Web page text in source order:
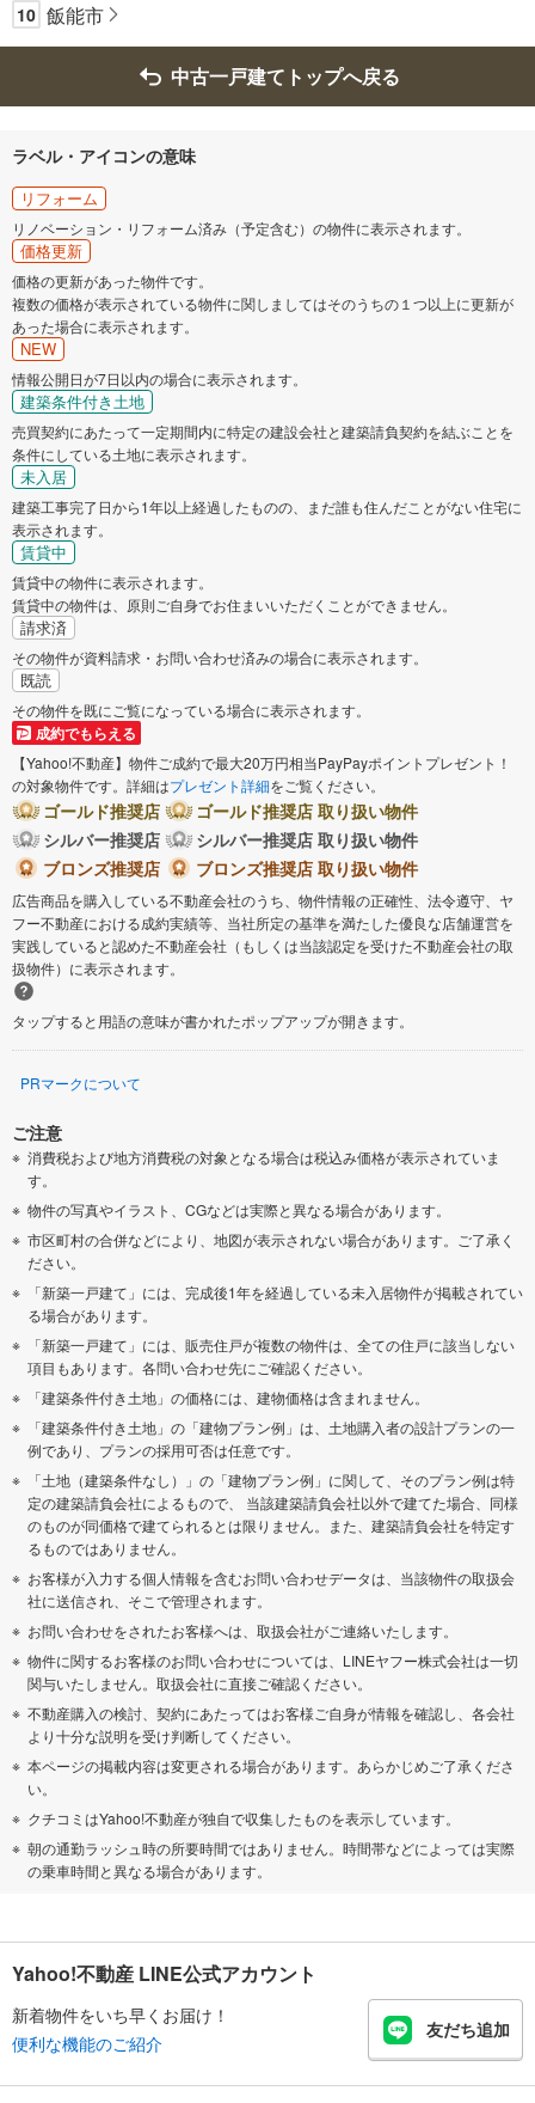
10 飯能市
中古一戸建てトップへ戻る
ラベル・アイコンの意味
リフォーム
リノベーション・リフォーム済み（予定含む）の物件に表示されます。
価格更新
価格の更新があった物件です。
複数の価格が表示されている物件に関しましてはそのうちの１つ以上に更新が
あった場合に表示されます。
NEW
情報公開日が7日以内の場合に表示されます。
建築条件付き土地
売買契約にあたって一定期間内に特定の建設会社と建築請負契約を結ぶことを
条件にしている土地に表示されます。
未入居
建築工事完了日から1年以上経過したものの、まだ誰も住んだことがない住宅に
表示されます。
賃貸中
賃貸中の物件に表示されます。
賃貸中の物件は、原則ご自身でお住まいいただくことができません。
請求済
その物件が資料請求・お問い合わせ済みの場合に表示されます。
既読
その物件を既にご覧になっている場合に表示されます。
成約でもらえる
【Yahoo!不動産】物件ご成約で最大20万円相当PayPayポイントプレゼント！
の対象物件です。詳細はプレゼント詳細をご覧ください。
ゴールド推奨店
ゴールド推奨店 取り扱い物件
シルバー推奨店
シルバー推奨店 取り扱い物件
ブロンズ推奨店
ブロンズ推奨店 取り扱い物件
広告商品を購入している不動産会社のうち、物件情報の正確性、法令遵守、ヤ
フー不動産における成約実績等、当社所定の基準を満たした優良な店舗運営を
実践していると認めた不動産会社（もしくは当該認定を受けた不動産会社の取
扱物件）に表示されます。
タップすると用語の意味が書かれたポップアップが開きます。
PRマークについて
ご注意
消費税および地方消費税の対象となる場合は税込み価格が表示されていま
す。
物件の写真やイラスト、CGなどは実際と異なる場合があります。
市区町村の合併などにより、地図が表示されない場合があります。ご了承く
ださい。
「新築一戸建て」には、完成後1年を経過している未入居物件が掲載されてい
る場合があります。
「新築一戸建て」には、販売住戸が複数の物件は、全ての住戸に該当しない
項目もあります。各問い合わせ先にご確認ください。
「建築条件付き土地」の価格には、建物価格は含まれません。
「建築条件付き土地」の「建物プラン例」は、土地購入者の設計プランの一
例であり、プランの採用可否は任意です。
「土地（建築条件なし）」の「建物プラン例」に関して、そのプラン例は特
定の建築請負会社によるもので、 当該建築請負会社以外で建てた場合、同様
のものが同価格で建てられるとは限りません。また、建築請負会社を特定す
るものではありません。
お客様が入力する個人情報を含むお問い合わせデータは、当該物件の取扱会
社に送信され、そこで管理されます。
お問い合わせをされたお客様へは、取扱会社がご連絡いたします。
物件に関するお客様のお問い合わせについては、LINEヤフー株式会社は一切
関与いたしません。取扱会社に直接ご確認ください。
不動産購入の検討、契約にあたってはお客様ご自身が情報を確認し、各会社
より十分な説明を受け判断してください。
本ページの掲載内容は変更される場合があります。あらかじめご了承くださ
い。
クチコミはYahoo!不動産が独自で収集したものを表示しています。
朝の通勤ラッシュ時の所要時間ではありません。時間帯などによっては実際
の乗車時間と異なる場合があります。
Yahoo!不動産 LINE公式アカウント
新着物件をいち早くお届け！
便利な機能のご紹介
友だち追加